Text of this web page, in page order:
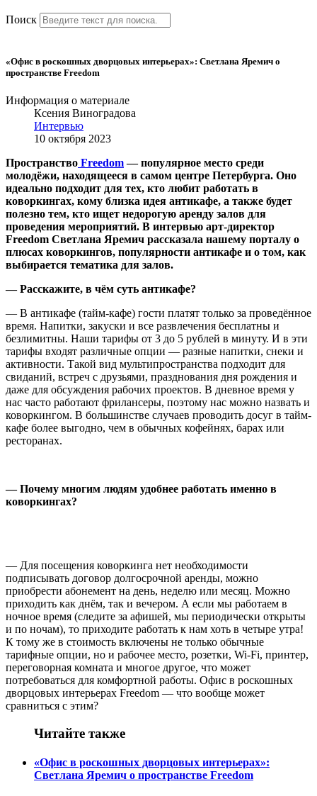
Поиск
«Офис в роскошных дворцовых интерьерах»: Светлана Яремич о
пространстве Freedom
Информация о материале
Ксения Виноградова
Интервью
10 октября 2023
Пространство Freedom— популярное место среди
молодёжи, находящееся в самом центре Петербурга. Оно
идеально подходит для тех, кто любит работать в
коворкингах, кому близка идея антикафе, а также будет
полезно тем, кто ищет недорогую аренду залов для
проведения мероприятий. В интервью арт-директор
Freedom Светлана Яремич рассказала нашему порталу о
плюсах коворкингов, популярности антикафе и о том, как
выбирается тематика для залов.
— Расскажите, в чём суть антикафе?
— В антикафе (тайм-кафе) гости платят только за проведённое
время. Напитки, закуски и все развлечения бесплатны и
безлимитны. Наши тарифы от 3 до 5 рублей в минуту. И в эти
тарифы входят различные опции — разные напитки, снеки и
активности. Такой вид мультипространства подходит для
свиданий, встреч с друзьями, празднования дня рождения и
даже для обсуждения рабочих проектов. В дневное время у
нас часто работают фрилансеры, поэтому нас можно назвать и
коворкингом. В большинстве случаев проводить досуг в тайм-
кафе более выгодно, чем в обычных кофейнях, барах или
ресторанах.
— Почему многим людям удобнее работать именно в
коворкингах?
— Для посещения коворкинга нет необходимости
подписывать договор долгосрочной аренды, можно
приобрести абонемент на день, неделю или месяц. Можно
приходить как днём, так и вечером. А если мы работаем в
ночное время (следите за афишей, мы периодически открыты
и по ночам), то приходите работать к нам хоть в четыре утра!
К тому же в стоимость включены не только обычные
тарифные опции, но и рабочее место, розетки, Wi-Fi, принтер,
переговорная комната и многое другое, что может
потребоваться для комфортной работы. Офис в роскошных
дворцовых интерьерах Freedom — что вообще может
сравниться с этим?
Читайте также
«Офис в роскошных дворцовых интерьерах»:
Светлана Яремич о пространстве Freedom